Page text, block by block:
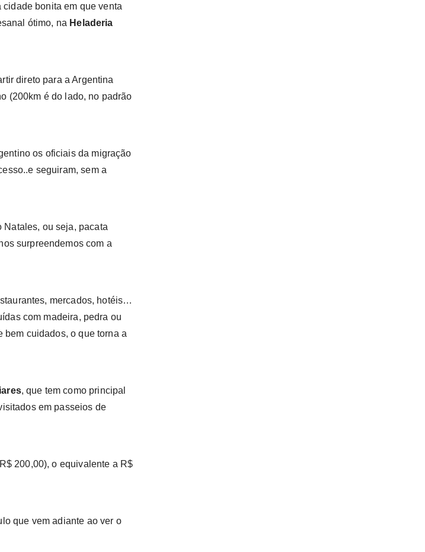
bonita em que venta
ótimo, na Heladeria
direto para a Argentina
(200km é do lado, no padrão
os oficiais da migração
seguiram, sem a
Natales, ou seja, pacata
surpreendemos com a
mercados, hotéis…
com madeira, pedra ou
bem cuidados, o que torna a
, que tem como principal
em passeios de
200,00), o equivalente a R$
que vem adiante ao ver o